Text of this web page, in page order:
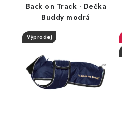
Back on Track - Dečka
Buddy modrá
Výprodej